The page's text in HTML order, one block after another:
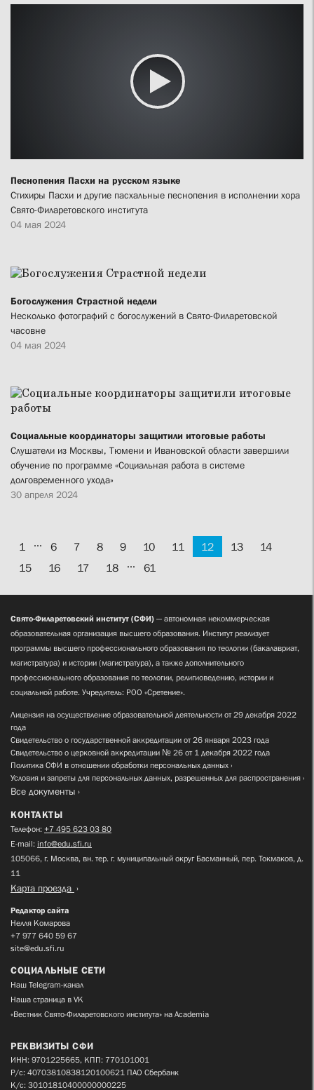
Песнопения Пасхи на русском языке
Стихиры Пасхи и другие пасхальные песнопения в исполнении хора
Свято-Филаретовского института
04 мая 2024
Богослужения Страстной недели
Несколько фотографий с богослужений в Свято-Филаретовской
часовне
04 мая 2024
Социальные координаторы защитили итоговые работы
Слушатели из Москвы, Тюмени и Ивановской области завершили
обучение по программе «Социальная работа в системе
долговременного ухода»
30 апреля 2024
1 ... 6 7 8 9 10 11 12 13
14
15
16 17 18 ... 61
Свято-Филаретовский институт (СФИ) — автономная некоммерческая
образовательная организация высшего образования. Институт реализует
программы высшего профессионального образования по теологии (бакалавриат,
магистратура) и истории (магистратура), а также дополнительного
профессионального образования по теологии, религиоведению, истории и
социальной работе. Учредитель: РОО «Сретение».
Лицензия на осуществление образовательной деятельности от 29 декабря 2022
года
Свидетельство о государственной аккредитации от 26 января 2023 года
Свидетельство о церковной аккредитации № 26 от 1 декабря 2022 года
Политика СФИ в отношении обработки персональных данных
Условия и запреты для персональных данных, разрешенных для распространения
Все документы
КОНТАКТЫ
Телефон: +7 495 623 03 80
E-mail: info@edu.sfi.ru
105066, г. Москва, вн. тер. г. муниципальный округ Басманный, пер. Токмаков, д.
11
Карта проезда
Редактор сайта
Нелля Комарова
+7 977 640 59 67
site@edu.sfi.ru
СОЦИАЛЬНЫЕ СЕТИ
Наш Telegram-канал
Наша страница в VK
«Вестник Свято-Филаретовского института» на Academia
РЕКВИЗИТЫ СФИ
ИНН: 9701225665, КПП: 770101001
Р/с: 40703810838120100621 ПАО Сбербанк
К/с: 30101810400000000225